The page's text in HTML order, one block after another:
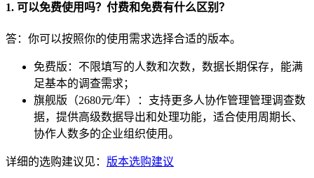
1. 可以免费使用吗？付费和免费有什么区别？
答：你可以按照你的使用需求选择合适的版本。
免费版：不限填写的人数和次数，数据长期保存，能满
足基本的调查需求；
旗舰版（2680元/年）：支持更多人协作管理管理调查数
据，提供高级数据导出和处理功能，适合使用周期长、
协作人数多的企业组织使用。
详细的选购建议见： 版本选购建议